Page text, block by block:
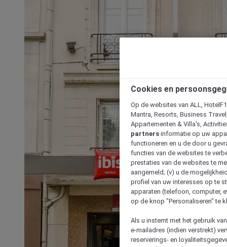
Cookies en
Op de websites van ALL,
Mantra, Resorts, Business
Appartementen & Villa's,
partners informatie op uw
functioneren en u de door u
functies van de websites te
prestaties van de websites te
aangemeld; (v) u de
profiel van uw interesses op te
apparaten (telefoon, computer,
op de knop "Personaliseren" te
Als u instemt met het gebruik
e-mailadres (indien verstrekt)
reserverings- en